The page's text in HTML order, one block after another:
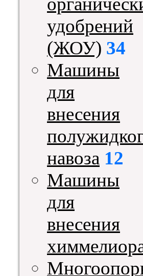
удобрений
(ЖОУ) 34
Машины
для
внесения
навоза 12
Машины
для
внесения